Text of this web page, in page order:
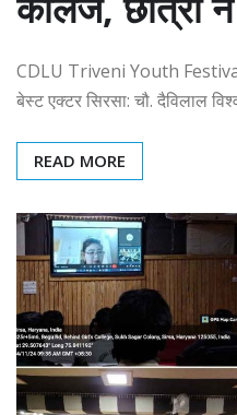
CDLU Triveni Youth Festival :
बेस्ट एक्टर सिरसा: चौ. दैविलाल
READ MORE